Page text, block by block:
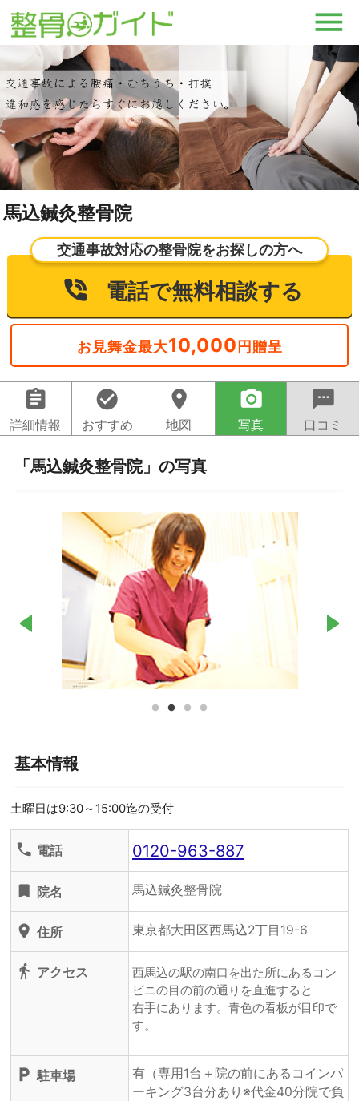
馬込鍼灸整骨院
交通事故対応の整骨院をお探しの方へ
電話で無料相談する
お見舞金最大10,000 円贈呈
assignment
詳細情報
check_circle
おすすめ
location_on
地図
camera_alt
写真
sms
口コミ
「馬込鍼灸整骨院」の写真
基本情報
土曜日は9:30～15:00迄の受付
phone 電話 0120-963-887
turned_in 院名 馬込鍼灸整骨院
location_on 住所 東京都大田区西馬込2丁目19-6
directions_walk アクセス
西馬込の駅の南口を出た所にあるコン
ビニの目の前の通りを直進すると
右手にあります。青色の看板が目印で
す。
local_parking 駐車場
有（専用1台＋院の前にあるコインパ
ーキング3台分あり※代金40分院で負